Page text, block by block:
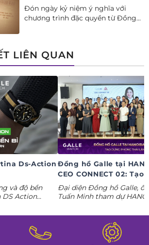
Đón ngày kỷ niệm ý nghĩa với
chương trình đặc quyền từ Đồng
LIÊN QUAN
Ds-Action
và độ bền
DS Action
nhất trong
Sỹ cùng
Đồng hồ Galle tại
CEO CONNECT 02: Tạo
phong thái lãnh đạo kỷ
nguyên AI
Đại diện Đồng hồ Galle,
Tuấn Minh tham dự
gian trưng bày đồng hồ
định hình phong thái lãnh